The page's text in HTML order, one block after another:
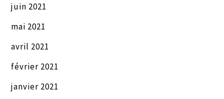
juin 2021
mai 2021
avril 2021
février 2021
janvier 2021